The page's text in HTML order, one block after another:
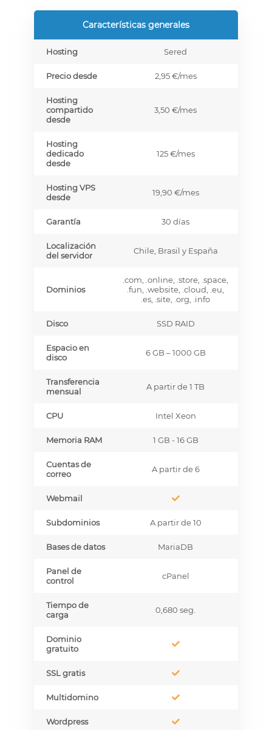
Características generales
Hosting Sered
Precio desde 2,95 €/mes
Hosting
compartido
desde
3,50 €/mes
Hosting
dedicado
desde
125 €/mes
Hosting VPS
desde
19,90 €/mes
Garantía 30 días
Localización
del servidor
Chile, Brasil y España
Dominios
.com, .online, .store, .space,
.fun, .website, .cloud, .eu,
.es, .site, .org, .info
Disco SSD RAID
Espacio en
disco
6 GB – 1000 GB
Transferencia
mensual
A partir de 1 TB
CPU Intel Xeon
Memoria RAM 1 GB - 16 GB
Cuentas de
correo
A partir de 6
Webmail
Subdominios A partir de 10
Bases de datos MariaDB
Panel de
control
cPanel
Tiempo de
carga
0,680 seg.
Dominio
gratuito
SSL gratis
Multidomino
Wordpress